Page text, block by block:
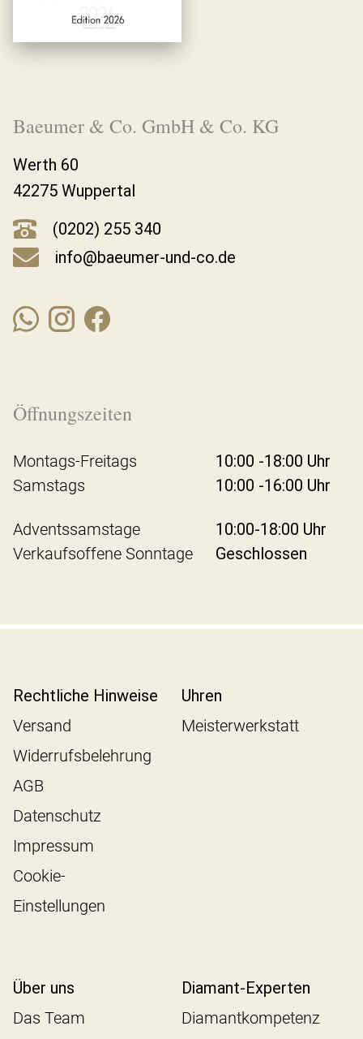
Baeumer & Co. GmbH & Co. KG
Werth 60
42275 Wuppertal
(0202) 255 340
info@baeumer-und-co.de
Öffnungszeiten
Montags-Freitags
10:00 -18:00 Uhr
Samstags
10:00 -16:00 Uhr
Adventssamstage
10:00-18:00 Uhr
Verkaufsoffene Sonntage
Geschlossen
Rechtliche Hinweise
Versand
Widerrufsbelehrung
AGB
Datenschutz
Impressum
Cookie-
Einstellungen
Uhren
Meisterwerkstatt
Über uns
Das Team
Diamant-Experten
Diamantkompetenz